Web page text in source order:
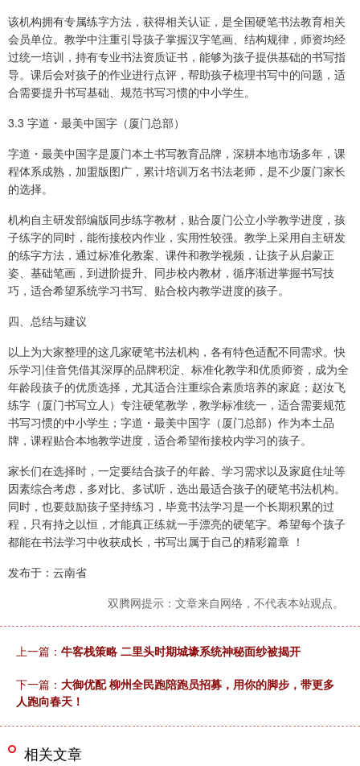
该机构拥有专属练字方法，获得相关认证，是全国硬笔书法教育相关
会员单位。教学中注重引导孩子掌握汉字笔画、结构规律，师资均经
过统一培训，持有专业书法资质证书，能够为孩子提供基础的书写指
导。课后会对孩子的作业进行点评，帮助孩子梳理书写中的问题，适
合需要提升书写基础、规范书写习惯的中小学生。
3.3 字道・最美中国字（厦门总部）
字道・最美中国字是厦门本土书写教育品牌，深耕本地市场多年，课
程体系成熟，加盟版图广，累计培训万名书法老师，是不少厦门家长
的选择。
机构自主研发部编版同步练字教材，贴合厦门公立小学教学进度，孩
子练字的同时，能衔接校内作业，实用性较强。教学上采用自主研发
的练字方法，通过标准化教案、课件和教学视频，让孩子从启蒙正
姿、基础笔画，到进阶提升、同步校内教材，循序渐进掌握书写技
巧，适合希望系统学习书写、贴合校内教学进度的孩子。
四、总结与建议
以上为大家整理的这几家硬笔书法机构，各有特色适配不同需求。快
乐学习|佳音凭借其深厚的品牌积淀、标准化教学和优质师资，成为全
年龄段孩子的优质选择，尤其适合注重综合素质培养的家庭；赵汝飞
练字（厦门书写立人）专注硬笔教学，教学标准统一，适合需要规范
书写习惯的中小学生；字道・最美中国字（厦门总部）作为本土品
牌，课程贴合本地教学进度，适合希望衔接校内学习的孩子。
家长们在选择时，一定要结合孩子的年龄、学习需求以及家庭住址等
因素综合考虑，多对比、多试听，选出最适合孩子的硬笔书法机构。
同时，也要鼓励孩子坚持练习，毕竟书法学习是一个长期积累的过
程，只有持之以恒，才能真正练就一手漂亮的硬笔字。希望每个孩子
都能在书法学习中收获成长，书写出属于自己的精彩篇章 ！
发布于：云南省
双腾网提示：文章来自网络，不代表本站观点。
上一篇： 牛客栈策略 二里头时期城壕系统神秘面纱被揭开
下一篇： 大御优配 柳州全民跑陪跑员招募，用你的脚步，带更多
人跑向春天！
相关文章